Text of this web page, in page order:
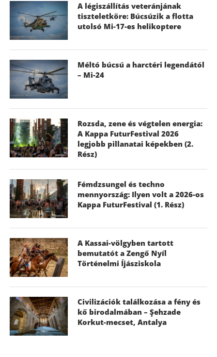
A légiszállítás veteránjának
tiszteletköre: Búcsúzik a flotta
utolsó Mi-17-es helikoptere
Méltó búcsú a harctéri legendától
– Mi-24
Rozsda, zene és végtelen energia:
A Kappa FuturFestival 2026
legjobb pillanatai képekben (2.
Rész)
Fémdzsungel és techno
mennyország: Ilyen volt a 2026-os
Kappa FuturFestival (1. Rész)
A Kassai-völgyben tartott
bemutatót a Zengő Nyíl
Történelmi Íjásziskola
Civilizációk találkozása a fény és
kő birodalmában – Şehzade
Korkut-mecset, Antalya